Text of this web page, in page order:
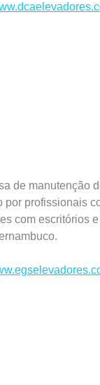
de manutenção
por profissionais
com escritórios